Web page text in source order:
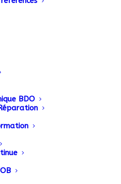
BDO
met à
adhérents une
publications